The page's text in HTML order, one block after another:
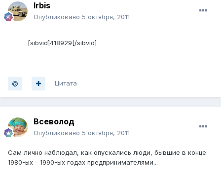
Irbis
Опубликовано 5 октября, 2011
[sibvid]418929[/sibvid]
Цитата
Всеволод
Опубликовано 5 октября, 2011
Сам лично наблюдал, как опускались люди, бывшие в конце
1980-ых - 1990-ых годах предпринимателями...